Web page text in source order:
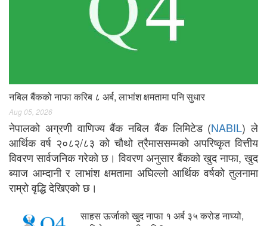
नबिल बैंकको नाफा करिब ८ अर्ब, लाभांश क्षमतामा पनि सुधार
Aug 05, 2026
नेपालको अग्रणी वाणिज्य बैंक नबिल बैंक लिमिटेड (NABIL) ले
आर्थिक वर्ष २०८२/८३ को चौथो त्रैमाससम्मको अपरिष्कृत वित्तीय
विवरण सार्वजनिक गरेको छ। विवरण अनुसार बैंकको खुद नाफा, खुद
ब्याज आम्दानी र लाभांश क्षमतामा अघिल्लो आर्थिक वर्षको तुलनामा
राम्रो वृद्धि देखिएको छ।
साहस ऊर्जाको खुद नाफा १ अर्ब ३५ करोड नाघ्यो,